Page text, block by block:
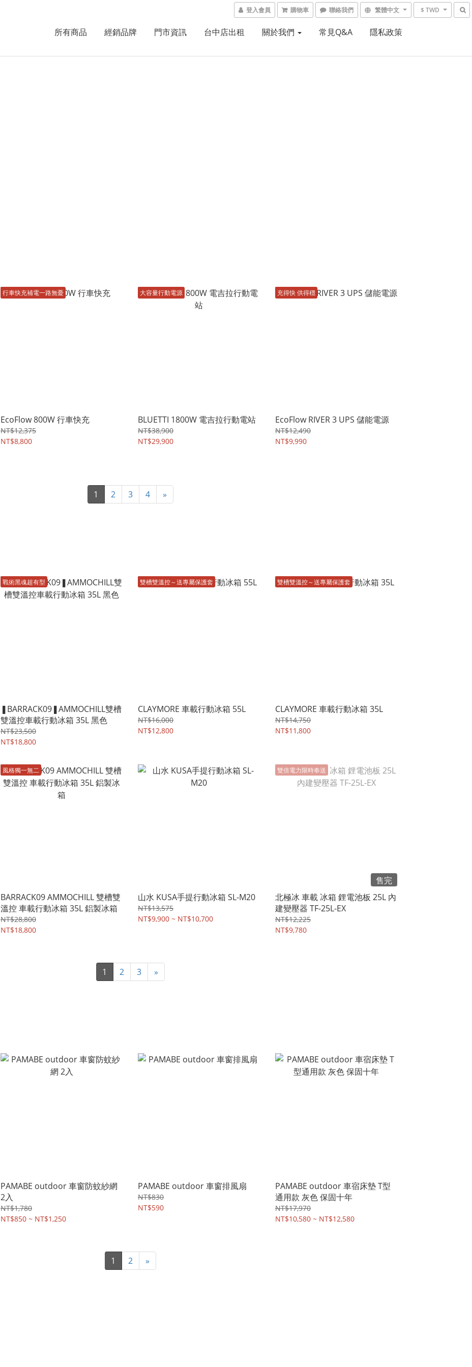
登入會員 購物車 聯絡我們 繁體中文 $ TWD
所有商品 經銷品牌 門市資訊 台中店出租 關於我們 常見Q&A 隱私政策
行車快充補電一路無憂
EcoFlow 800W 行車快充
NT$12,375
NT$8,800
大容量行動電源
BLUETTI 1800W 電吉拉行動電站
NT$38,900
NT$29,900
充得快 供得穩
EcoFlow RIVER 3 UPS 儲能電源
NT$12,490
NT$9,990
1 2 3 4 »
戰術黑魂超有型
❚BARRACK09❚AMMOCHILL雙槽
雙溫控車載行動冰箱 35L 黑色
NT$23,500
NT$18,800
雙槽雙溫控～送專屬保護套
CLAYMORE 車載行動冰箱 55L
NT$16,000
NT$12,800
雙槽雙溫控～送專屬保護套
CLAYMORE 車載行動冰箱 35L
NT$14,750
NT$11,800
風格獨一無二
BARRACK09 AMMOCHILL 雙槽雙
溫控 車載行動冰箱 35L 鋁製冰箱
NT$28,800
NT$18,800
山水 KUSA手提行動冰箱 SL-M20
NT$13,575
NT$9,900 ~ NT$10,700
雙倍電力限時奉送
售完
北極冰 車載 冰箱 鋰電池板 25L 內
建變壓器 TF-25L-EX
NT$12,225
NT$9,780
1 2 3 »
PAMABE outdoor 車窗防蚊紗網
2入
NT$1,780
NT$850 ~ NT$1,250
PAMABE outdoor 車窗排風扇
NT$830
NT$590
PAMABE outdoor 車宿床墊 T型
通用款 灰色 保固十年
NT$17,970
NT$10,580 ~ NT$12,580
1 2 »